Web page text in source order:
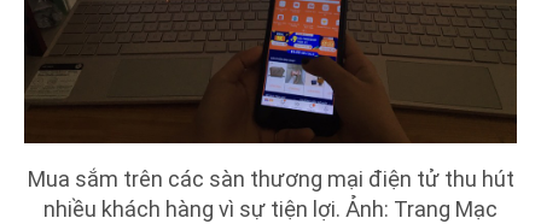
Mua sắm trên các sàn thương mại điện tử thu hút
nhiều khách hàng vì sự tiện lợi. Ảnh: Trang Mạc